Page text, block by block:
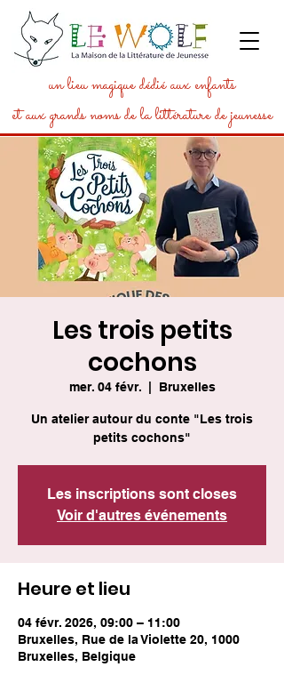
un lieu magique dédié aux enfants
et aux grands noms de la littérature de jeunesse
Les trois petits
cochons
mer. 04 févr.
  |
Bruxelles
Un atelier autour du conte "Les trois
Les inscriptions sont closes
Voir d'autres événements
Heure et lieu
04 févr. 2026, 09:00 – 11:00
Bruxelles, Rue de la Violette 20, 1000
Bruxelles, Belgique